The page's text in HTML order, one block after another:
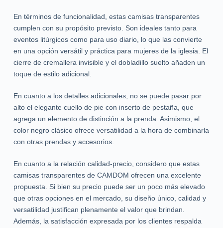
En términos de funcionalidad, estas camisas transparentes
cumplen con su propósito previsto. Son ideales tanto para
eventos litúrgicos como para uso diario, lo que las convierte
en una opción versátil y práctica para mujeres de la iglesia. El
cierre de cremallera invisible y el dobladillo suelto añaden un
toque de estilo adicional.
En cuanto a los detalles adicionales, no se puede pasar por
alto el elegante cuello de pie con inserto de pestaña, que
agrega un elemento de distinción a la prenda. Asimismo, el
color negro clásico ofrece versatilidad a la hora de combinarla
con otras prendas y accesorios.
En cuanto a la relación calidad-precio, considero que estas
camisas transparentes de CAMDOM ofrecen una excelente
propuesta. Si bien su precio puede ser un poco más elevado
que otras opciones en el mercado, su diseño único, calidad y
versatilidad justifican plenamente el valor que brindan.
Además, la satisfacción expresada por los clientes respalda